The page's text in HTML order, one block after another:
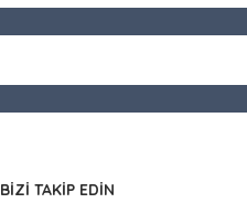
BİZİ TAKİP EDİN